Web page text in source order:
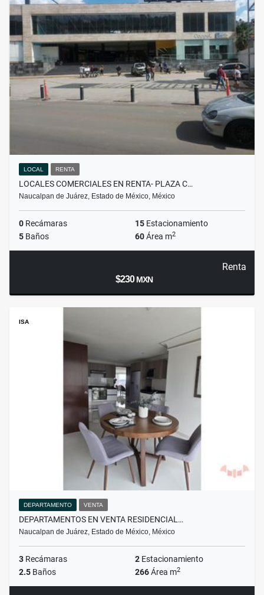
LOCAL RENTA
LOCALES COMERCIALES EN RENTA- PLAZA C…
Naucalpan de Juárez, Estado de México, México
0 Recámaras 15 Estacionamiento
5 Baños 60Área m2
Renta
$230MXN
ISA
DEPARTAMENTO VENTA
DEPARTAMENTOS EN VENTA RESIDENCIAL…
Naucalpan de Juárez, Estado de México, México
3 Recámaras 2 Estacionamiento
2.5 Baños 266Área m2